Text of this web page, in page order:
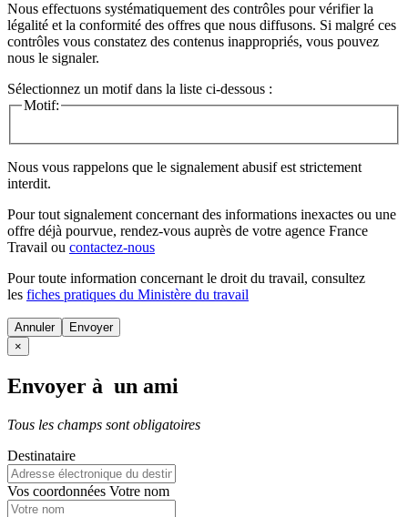
Nous effectuons systématiquement des contrôles pour vérifier la
légalité et la conformité des offres que nous diffusons. Si malgré ces
contrôles vous constatez des contenus inappropriés, vous pouvez
nous le signaler.
Sélectionnez un motif dans la liste ci-dessous :
Motif:
Nous vous rappelons que le signalement abusif est strictement
interdit.
Pour tout signalement concernant des informations inexactes ou une
offre déjà pourvue, rendez-vous auprès de votre agence France
Travail ou contactez-nous
Pour toute information concernant le droit du travail, consultez
les fiches pratiques du Ministère du travail
Annuler
×
Envoyer à un ami
Tous les champs sont obligatoires
Destinataire
Vos coordonnées Votre nom